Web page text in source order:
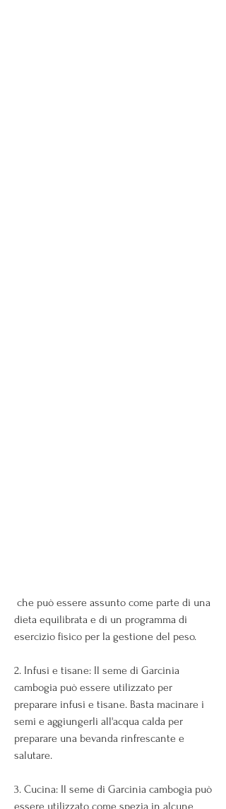
dieta equilibrata e di un programma di
esercizio fisico per la gestione del peso.
2. Infusi e tisane: Il seme di Garcinia
cambogia può essere utilizzato per
preparare infusi e tisane. Basta macinare i
semi e aggiungerli all'acqua calda per
preparare una bevanda rinfrescante e
salutare.
3. Cucina: Il seme di Garcinia cambogia può
essere utilizzato come spezia in alcune